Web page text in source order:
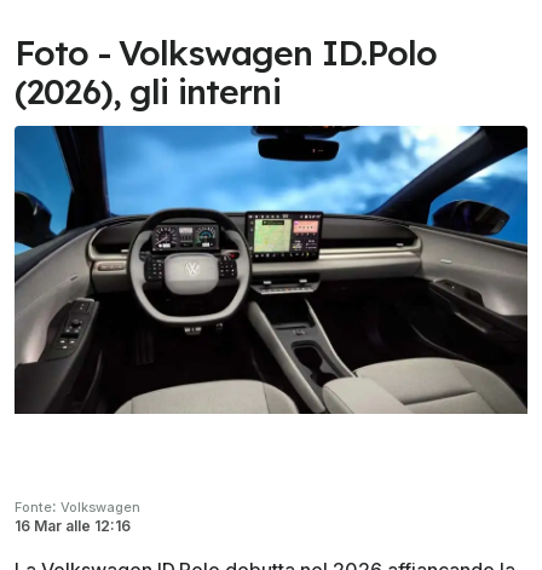
Foto - Volkswagen ID.Polo
(2026), gli interni
Fonte: Volkswagen
16 Mar alle 12:16